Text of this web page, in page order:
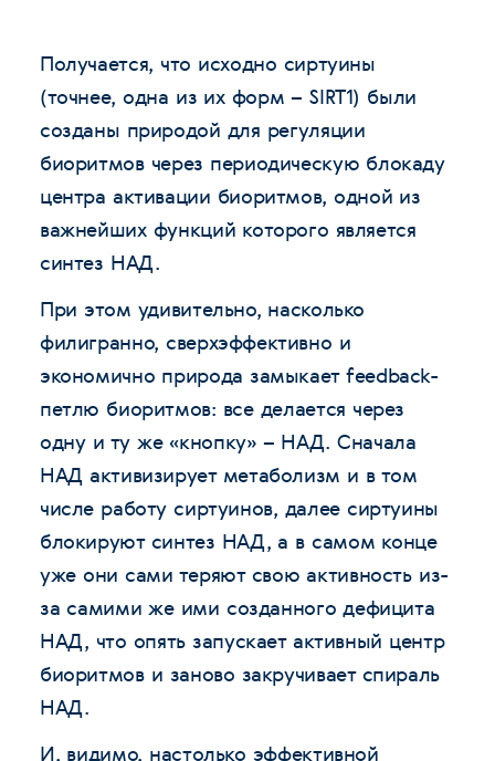
Получается, что исходно сиртуины
(точнее, одна из их форм – SIRT1) были
созданы природой для регуляции
биоритмов через периодическую блокаду
центра активации биоритмов, одной из
важнейших функций которого является
синтез НАД.
При этом удивительно, насколько
филигранно, сверхэффективно и
экономично природа замыкает feedback-
петлю биоритмов: все делается через
одну и ту же «кнопку» – НАД. Сначала
НАД активизирует метаболизм и в том
числе работу сиртуинов, далее сиртуины
блокируют синтез НАД, а в самом конце
уже они сами теряют свою активность из-
за самими же ими созданного дефицита
НАД, что опять запускает активный центр
биоритмов и заново закручивает спираль
НАД.
И, видимо, настолько эффективной